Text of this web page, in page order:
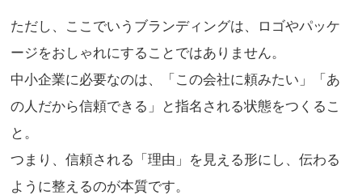
ただし、ここでいうブランディングは、ロゴやパッケ
ージをおしゃれにすることではありません。
中小企業に必要なのは、「この会社に頼みたい」「あ
の人だから信頼できる」と指名される状態をつくるこ
と。
つまり、信頼される「理由」を見える形にし、伝わる
ように整えるのが本質です。